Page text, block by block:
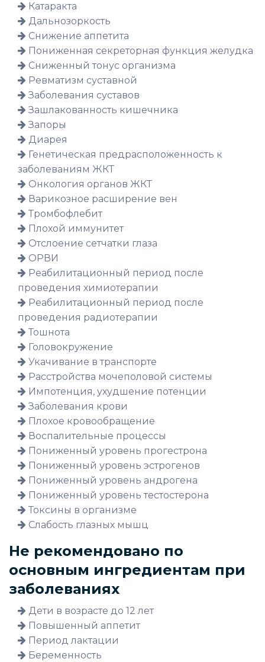
Катаракта
Дальнозоркость
Снижение аппетита
Пониженная секреторная функция желудка
Сниженный тонус организма
Ревматизм суставной
Заболевания суставов
Зашлакованность кишечника
Запоры
Диарея
Генетическая предрасположенность к
заболеваниям ЖКТ
Онкология органов ЖКТ
Варикозное расширение вен
Тромбофлебит
Плохой иммунитет
Отслоение сетчатки глаза
ОРВИ
Реабилитационный период после
проведения химиотерапии
Реабилитационный период после
проведения радиотерапии
Тошнота
Головокружение
Укачивание в транспорте
Расстройства мочеполовой системы
Импотенция, ухудшение потенции
Заболевания крови
Плохое кровообращение
Воспалительные процессы
Пониженный уровень прогестрона
Пониженный уровень эстрогенов
Пониженный уровень андрогена
Пониженный уровень тестостерона
Токсины в организме
Слабость глазных мышц
Не рекомендовано по
основным ингредиентам при
заболеваниях
Дети в возрасте до 12 лет
Повышенный аппетит
Период лактации
Беременность